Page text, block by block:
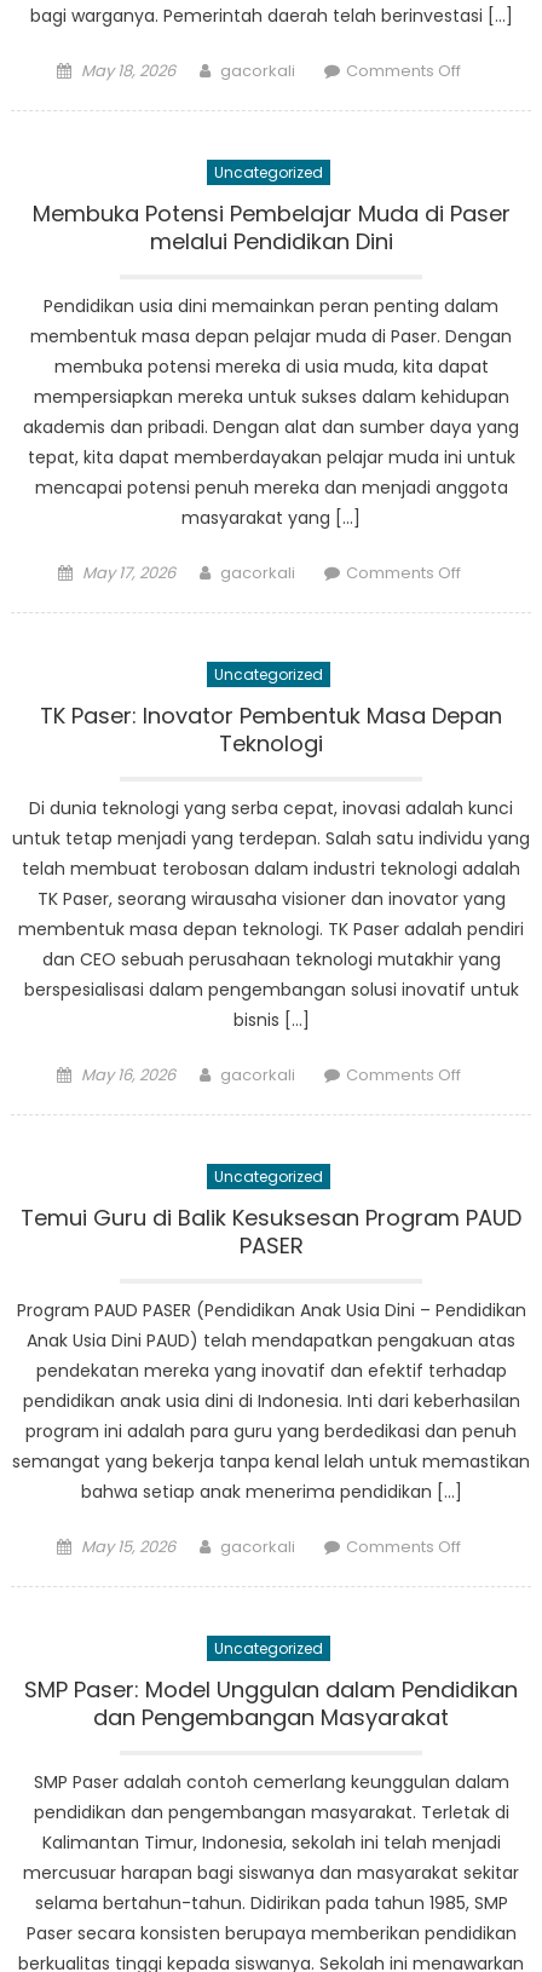
bagi warganya. Pemerintah daerah telah berinvestasi […]
Posted
May 18, 2026 Author
gacorkali Comments Offon
Dasar
Uncategorized
Membuka Potensi Pembelajar Muda di Paser
melalui Pendidikan Dini
Pendidikan usia dini memainkan peran penting dalam
membentuk masa depan pelajar muda di Paser. Dengan
membuka potensi mereka di usia muda, kita dapat
mempersiapkan mereka untuk sukses dalam kehidupan
akademis dan pribadi. Dengan alat dan sumber daya yang
tepat, kita dapat memberdayakan pelajar muda ini untuk
mencapai potensi penuh mereka dan menjadi anggota
masyarakat yang […]
Posted
May 17, 2026 Author
gacorkali Comments Offon
di
Paser
Dini
Uncategorized
TK Paser: Inovator Pembentuk Masa Depan
Teknologi
Di dunia teknologi yang serba cepat, inovasi adalah kunci
untuk tetap menjadi yang terdepan. Salah satu individu yang
telah membuat terobosan dalam industri teknologi adalah
TK Paser, seorang wirausaha visioner dan inovator yang
membentuk masa depan teknologi. TK Paser adalah pendiri
dan CEO sebuah perusahaan teknologi mutakhir yang
berspesialisasi dalam pengembangan solusi inovatif untuk
bisnis […]
Posted
May 16, 2026 Author
gacorkali Comments Offon
Masa
Uncategorized
Temui Guru di Balik Kesuksesan Program PAUD
PASER
Program PAUD PASER (Pendidikan Anak Usia Dini – Pendidikan
Anak Usia Dini PAUD) telah mendapatkan pengakuan atas
pendekatan mereka yang inovatif dan efektif terhadap
pendidikan anak usia dini di Indonesia. Inti dari keberhasilan
program ini adalah para guru yang berdedikasi dan penuh
semangat yang bekerja tanpa kenal lelah untuk memastikan
bahwa setiap anak menerima pendidikan […]
Posted
May 15, 2026 Author
gacorkali Comments Offon
Uncategorized
SMP Paser: Model Unggulan dalam Pendidikan
dan Pengembangan Masyarakat
SMP Paser adalah contoh cemerlang keunggulan dalam
pendidikan dan pengembangan masyarakat. Terletak di
Kalimantan Timur, Indonesia, sekolah ini telah menjadi
mercusuar harapan bagi siswanya dan masyarakat sekitar
selama bertahun-tahun. Didirikan pada tahun 1985, SMP
Paser secara konsisten berupaya memberikan pendidikan
berkualitas tinggi kepada siswanya. Sekolah ini menawarkan